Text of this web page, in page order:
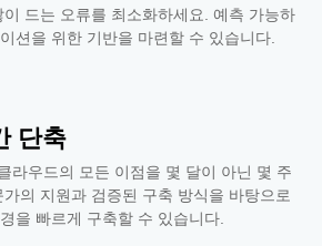
드는 오류를 최소화하세요. 예측 가능하
션을 위한 기반을 마련할 수 있습니다.
단축
라우드의 모든 이점을 몇 달이 아닌 몇 주
의 지원과 검증된 구축 방식을 바탕으로
을 빠르게 구축할 수 있습니다.